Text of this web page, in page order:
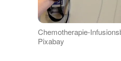
Chemotherapie-
Pixabay